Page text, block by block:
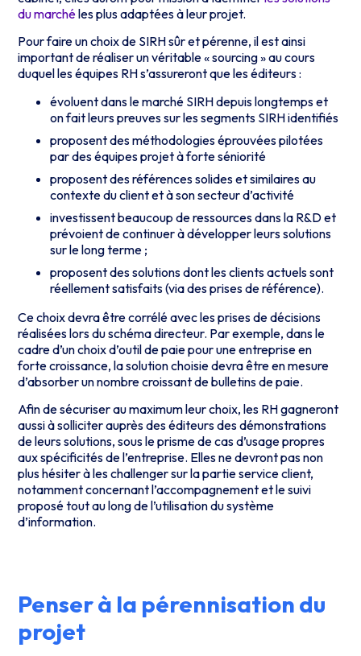
du marchéles plus adaptées à leur projet.
Pour faire un choix de SIRH sûr et pérenne, il est ainsi
important de réaliser un véritable « sourcing » au cours
duquel les équipes RH s’assureront que les éditeurs :
évoluent dans le marché SIRH depuis longtemps et
on fait leurs preuves sur les segments SIRH identifiés
proposent des méthodologies éprouvées pilotées
par des équipes projet à forte séniorité
proposent des références solides et similaires au
contexte du client et à son secteur d’activité
investissent beaucoup de ressources dans la R&D et
prévoient de continuer à développer leurs solutions
sur le long terme ;
proposent des solutions dont les clients actuels sont
réellement satisfaits (via des prises de référence).
Ce choix devra être corrélé avec les prises de décisions
réalisées lors du schéma directeur. Par exemple, dans le
cadre d’un choix d’outil de paie pour une entreprise en
forte croissance, la solution choisie devra être en mesure
d’absorber un nombre croissant de bulletins de paie.
Afin de sécuriser au maximum leur choix, les RH gagneront
aussi à solliciter auprès des éditeurs des démonstrations
de leurs solutions, sous le prisme de cas d’usage propres
aux spécificités de l’entreprise. Elles ne devront pas non
plus hésiter à les challenger sur la partie service client,
notamment concernant l’accompagnement et le suivi
proposé tout au long de l’utilisation du système
d’information.
Penser à la pérennisation du
projet